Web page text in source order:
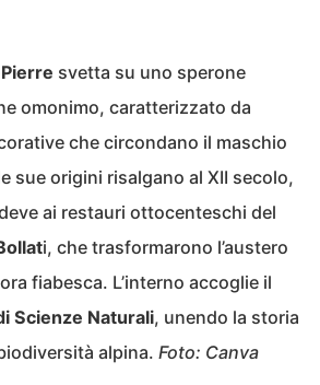
svetta su uno sperone
omonimo, caratterizzato da
che circondano il maschio
sue origini risalgano al XII secolo,
ai restauri ottocenteschi del
i, che trasformarono l’austero
fiabesca. L’interno accoglie il
Scienze Naturali, unendo la storia
alpina. Foto: Canva